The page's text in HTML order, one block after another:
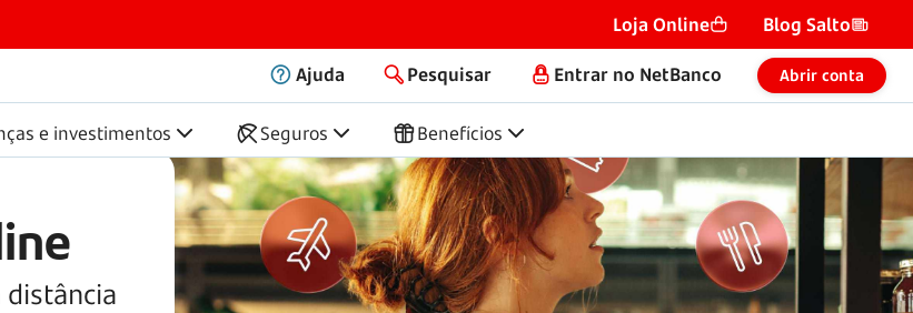
Loja Online Blog Salto
Ajuda Pesquisar Entrar no NetBanco Abrir conta
e investimentos Seguros Benefícios